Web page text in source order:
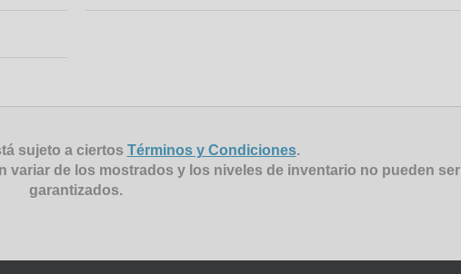
sujeto a ciertos Términos y Condiciones.
variar de los mostrados y los niveles de inventario no pueden ser
garantizados.